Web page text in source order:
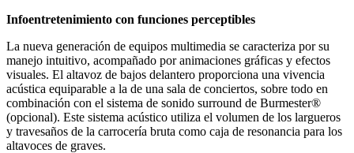
Infoentretenimiento con funciones perceptibles
La nueva generación de equipos multimedia se caracteriza por su
manejo intuitivo, acompañado por animaciones gráficas y efectos
visuales. El altavoz de bajos delantero proporciona una vivencia
acústica equiparable a la de una sala de conciertos, sobre todo en
combinación con el sistema de sonido surround de Burmester®
(opcional). Este sistema acústico utiliza el volumen de los largueros
y travesaños de la carrocería bruta como caja de resonancia para los
altavoces de graves.